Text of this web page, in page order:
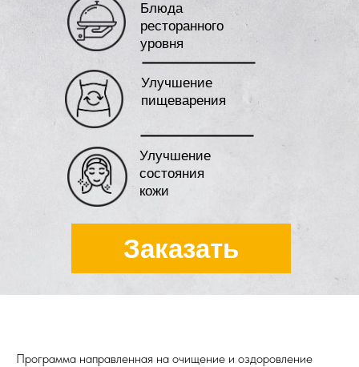
Блюда
ресторанного
уровня
Улучшение
пищеварения
Улучшение
состояния
кожи
Заказать
Программа направленная на очищение и оздоровление